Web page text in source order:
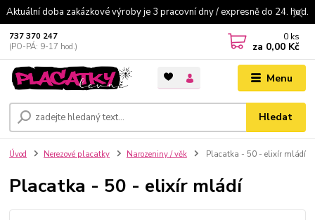
Aktuální doba zakázkové výroby je 3 pracovní dny / expresně do 24. hod.
Menu
Hledat
737 370 247
(PO-PÁ: 9-17 hod.)
0 ks
za 0,00 Kč
Úvod Nerezové placatky Narozeniny / věk Placatka - 50 - elixír mládí
Placatka - 50 - elixír mládí